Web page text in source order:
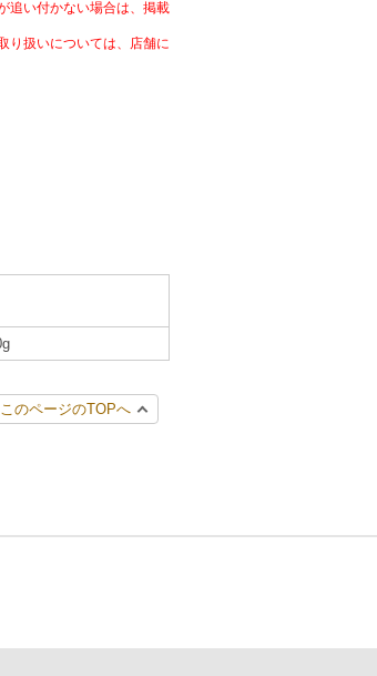
追い付かない場合は、掲載
り扱いについては、店舗に
このページのTOPへ